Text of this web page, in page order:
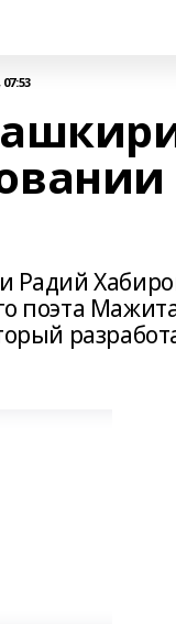
Радий
поэта